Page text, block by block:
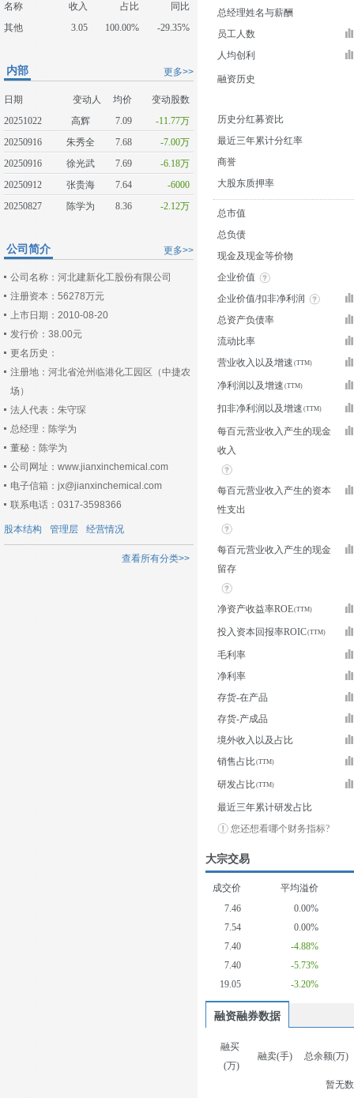
名称 收入 占比
同比
其他
3.05 100.00% -29.35%
更多>>
内部
日期 变动人 均价
变动股数
20251022
高辉 7.09
-11.77万
20250916
朱秀全 7.68
-7.00万
20250916
徐光武 7.69
-6.18万
20250912
张贵海 7.64
-6000
20250827
陈学为 8.36 -2.12万
更多>>
公司简介
公司名称：河北建新化工股份有限公司
注册资本：56278万元
上市日期：2010-08-20
发行价：38.00元
更名历史：
注册地：河北省沧州临港化工园区（中捷农
场）
法人代表：朱守琛
总经理：陈学为
董秘：陈学为
公司网址：www.jianxinchemical.com
电子信箱：jx@jianxinchemical.com
联系电话：0317-3598366
股本结构 管理层 经营情况
查看所有分类>>
总经理姓名与薪酬
员工人数
人均创利
融资历史
历史分红募资比
最近三年累计分红率
商誉
大股东质押率
总市值
总负债
现金及现金等价物
企业价值
企业价值/扣非净利润
总资产负债率
流动比率
营业收入以及增速
净利润以及增速
扣非净利润以及增速
每百元营业收入产生的现金
收入
每百元营业收入产生的资本
性支出
每百元营业收入产生的现金
留存
净资产收益率ROE
投入资本回报率ROIC
毛利率
净利率
存货-在产品
存货-产成品
境外收入以及占比
销售占比
研发占比
最近三年累计研发占比
您还想看哪个财务指标?
大宗交易
成交价
平均溢价
7.46
0.00%
7.54
0.00%
7.40
-4.88%
7.40
-5.73%
19.05
-3.20%
融资融券数据
融买
(万)
融卖(手) 总余额(万)
暂无